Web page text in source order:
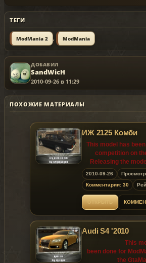
ТЕГИ
ModMania 2 , ModMania
ДОБАВИЛ
SandWicH
2010-09-26 в 11:29
ПОХОЖИЕ МАТЕРИАЛЫ
ИЖ 2125 Комби
This model has
competition on
Releasing the
10.03.2010 (the
2010-09-26
Комментарии: 30
Audi S4 '2010
This
been done for
the